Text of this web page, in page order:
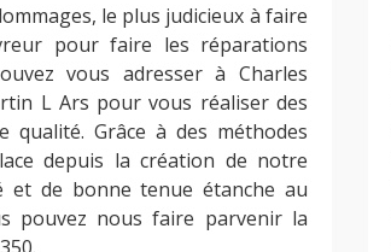
le plus judicieux à faire
pour faire les réparations
vous adresser à Charles
L Ars pour vous réaliser des
Grâce à des méthodes
depuis la création de notre
de bonne tenue étanche au
pouvez nous faire parvenir la